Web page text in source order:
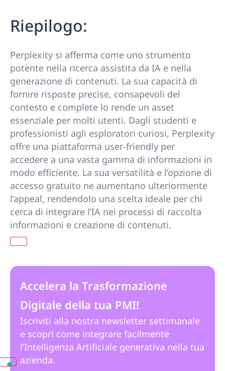
Riepilogo:
Perplexity si afferma come uno strumento
potente nella ricerca assistita da IA e nella
generazione di contenuti. La sua capacità di
fornire risposte precise, consapevoli del
contesto e complete lo rende un asset
essenziale per molti utenti. Dagli studenti e
professionisti agli esploratori curiosi, Perplexity
offre una piattaforma user-friendly per
accedere a una vasta gamma di informazioni in
modo efficiente. La sua versatilità e l’opzione di
accesso gratuito ne aumentano ulteriormente
l’appeal, rendendolo una scelta ideale per chi
cerca di integrare l’IA nei processi di raccolta
informazioni e creazione di contenuti.
Accelera la Trasformazione
Digitale della tua PMI!
Iscriviti alla nostra newsletter settimanale
e scopri come integrare facilmente
l’Intelligenza Artificiale generativa nella tua
azienda.